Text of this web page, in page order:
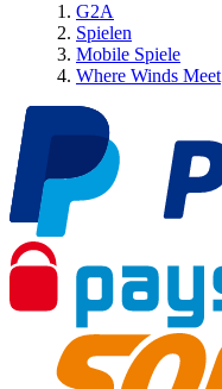
G2A
Spielen
Mobile Spiele
Where Winds Meet